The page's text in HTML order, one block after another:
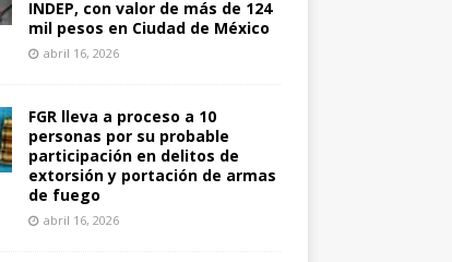
INDEP, con valor de más de 124
mil pesos en Ciudad de México
abril 16, 2026
FGR lleva a proceso a 10
personas por su probable
participación en delitos de
extorsión y portación de armas
de fuego
abril 16, 2026